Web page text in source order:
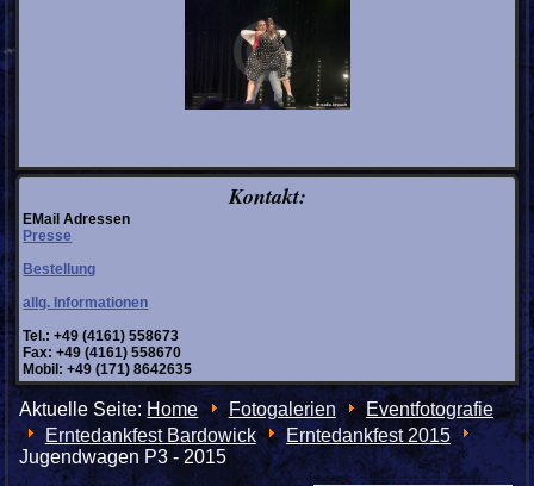
Kontakt:
EMail Adressen
Presse
Bestellung
allg. Informationen
Tel.: +49 (4161) 558673
Fax: +49 (4161) 558670
Mobil: +49 (171) 8642635
Aktuelle Seite:Home Fotogalerien
Eventfotografie
Erntedankfest Bardowick
Erntedankfest 2015
Jugendwagen P3 - 2015